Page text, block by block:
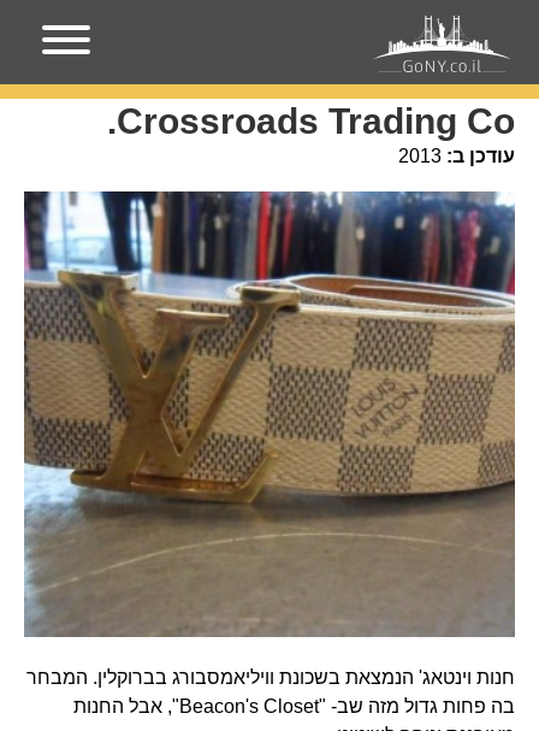
עמוד הבית מקומות בניו-יורק
Crossroads Trading Co.
עודכן ב: 2013
חנות וינטאג' הנמצאת בשכונת וויליאמסבורג בברוקלין. המבחר
בה פחות גדול מזה שב- "Beacon's Closet", אבל החנות